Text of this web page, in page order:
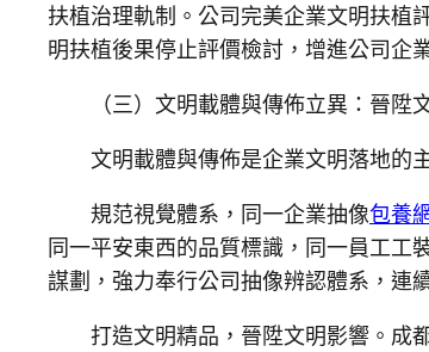
扶植治理軌制。公司完美企業文明扶植
明扶植後果停止評價檢討，增進公司企
（三）文明載體與傳佈立異：晉陞
文明載體與傳佈是企業文明落地的
規范視覺體系，同一企業抽像包養
同一平安東西的品質標識，同一員工工
謀劃，強力奉行公司抽像辨認體系，連
打造文明精品，晉陞文明影響。成